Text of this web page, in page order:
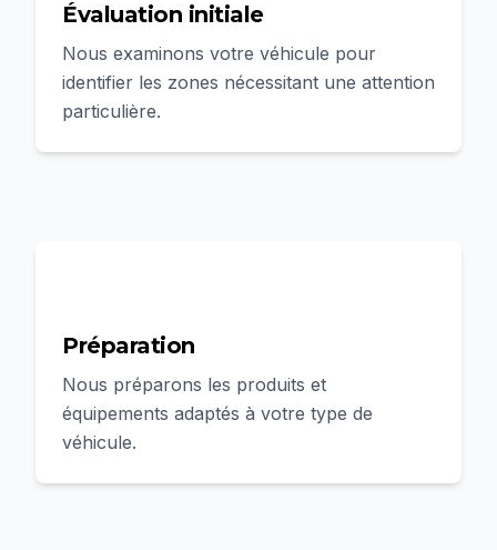
Évaluation initiale
Nous examinons votre véhicule pour
identifier les zones nécessitant une attention
particulière.
Préparation
Nous préparons les produits et
équipements adaptés à votre type de
véhicule.